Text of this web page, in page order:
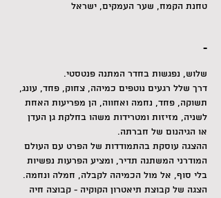
טחנת הקמח, שער העמקים, ישראל
-
שלוש, נפגשות בחדר המתנה פנטסטי.
דרך שלל רגעים נוטפים כמיהה, צחוק, פחד, עונג,
תשוקה, פחד, נחמה ואחווה, הן מפריעות האחת
לשניה, מזיזות ומטרידות משהו בחלקת גן העדן
או הגיהנום של חברתה.
ההצגה עוסקת בהתמודדות של הפרט עם העולם
המודרני המשתנה תדיר, ומציע הפרעות נפשיות
בלי סוף, אל מול הכמיהה לקבלה, חמלה ונחמה.
הצגה של קבוצת תיאטרון הקוקיה - קבוצה חיה